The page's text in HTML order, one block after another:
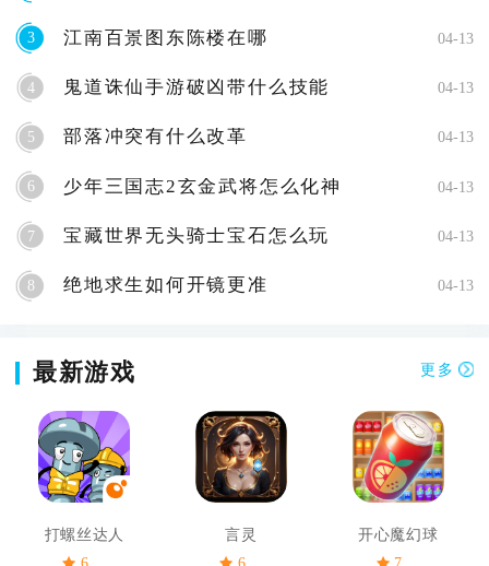
3 江南百景图东陈楼在哪 04-13
4 鬼道诛仙手游破凶带什么技能 04-13
5 部落冲突有什么改革 04-13
6 少年三国志2玄金武将怎么化神 04-13
7 宝藏世界无头骑士宝石怎么玩 04-13
8 绝地求生如何开镜更准 04-13
最新游戏 更多
打螺丝达人
言灵
开心魔幻球